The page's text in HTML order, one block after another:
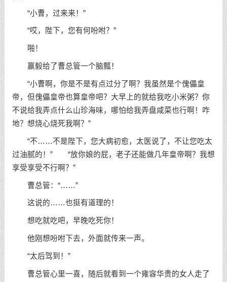
“小曹，过来来！”
“哎，陛下，您有何吩咐？”
啪！
赢毅给了曹总管一个脑瓢！
“小曹啊，你是不是有点过分了啊？我虽然是个傀儡皇
帝，但傀儡皇帝也算皇帝吧？大早上的就给我吃小米粥？你
不说给我弄点什么山珍海味，哪怕给我弄盘咸菜也行啊！咋
地？想烧心烧死我啊？”
“不……不是陛下，您大病初愈，太医说了，不让您吃太
过油腻的！” “放你娘的屁，老子还能做几年皇帝啊？我想
享受享受不行啊？”
曹总管：“……”
这说的……也挺有道理的！
想吃就吃吧，早晚吃死你！
他刚想吩咐下去，外面就传来一声。
“太后驾到！”
曹总管心里一喜，随后就看到一个雍容华贵的女人走了